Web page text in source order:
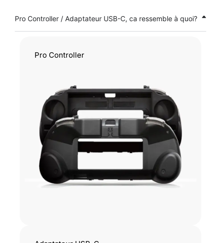
Pro Controller / Adaptateur USB-C, ca ressemble à quoi?
Pro Controller